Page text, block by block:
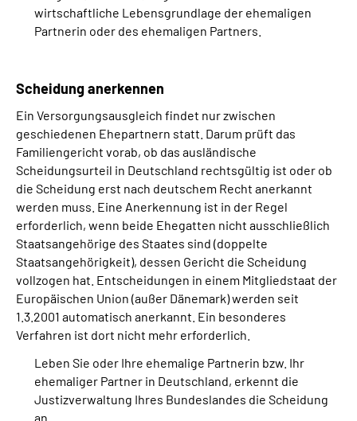
wirtschaftliche Lebensgrundlage der ehemaligen
Partnerin oder des ehemaligen Partners.
Scheidung anerkennen
Ein Versorgungsausgleich findet nur zwischen
geschiedenen Ehepartnern statt. Darum prüft das
Familiengericht vorab, ob das ausländische
Scheidungsurteil in Deutschland rechtsgültig ist oder ob
die Scheidung erst nach deutschem Recht anerkannt
werden muss. Eine Anerkennung ist in der Regel
erforderlich, wenn beide Ehegatten nicht ausschließlich
Staatsangehörige des Staates sind (doppelte
Staatsangehörigkeit), dessen Gericht die Scheidung
vollzogen hat. Entscheidungen in einem Mitgliedstaat der
Europäischen Union (außer Dänemark) werden seit
1.3.2001 automatisch anerkannt. Ein besonderes
Verfahren ist dort nicht mehr erforderlich.
Leben Sie oder Ihre ehemalige Partnerin bzw. Ihr
ehemaliger Partner in Deutschland, erkennt die
Justizverwaltung Ihres Bundeslandes die Scheidung
an.